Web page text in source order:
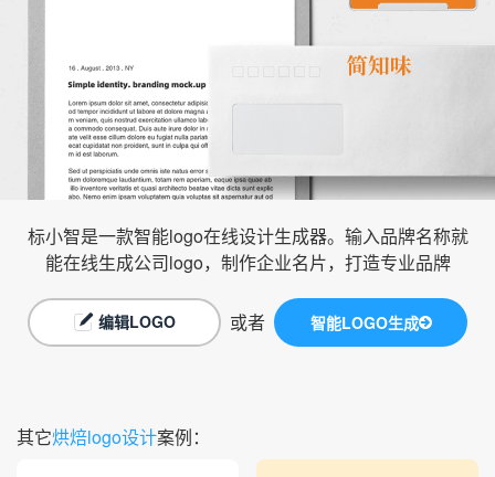
标小智是一款智能logo在线设计生成器。输入品牌名称就
能在线生成公司logo，制作企业名片，打造专业品牌
编辑LOGO 或者 智能LOGO生成
其它烘焙logo设计案例：